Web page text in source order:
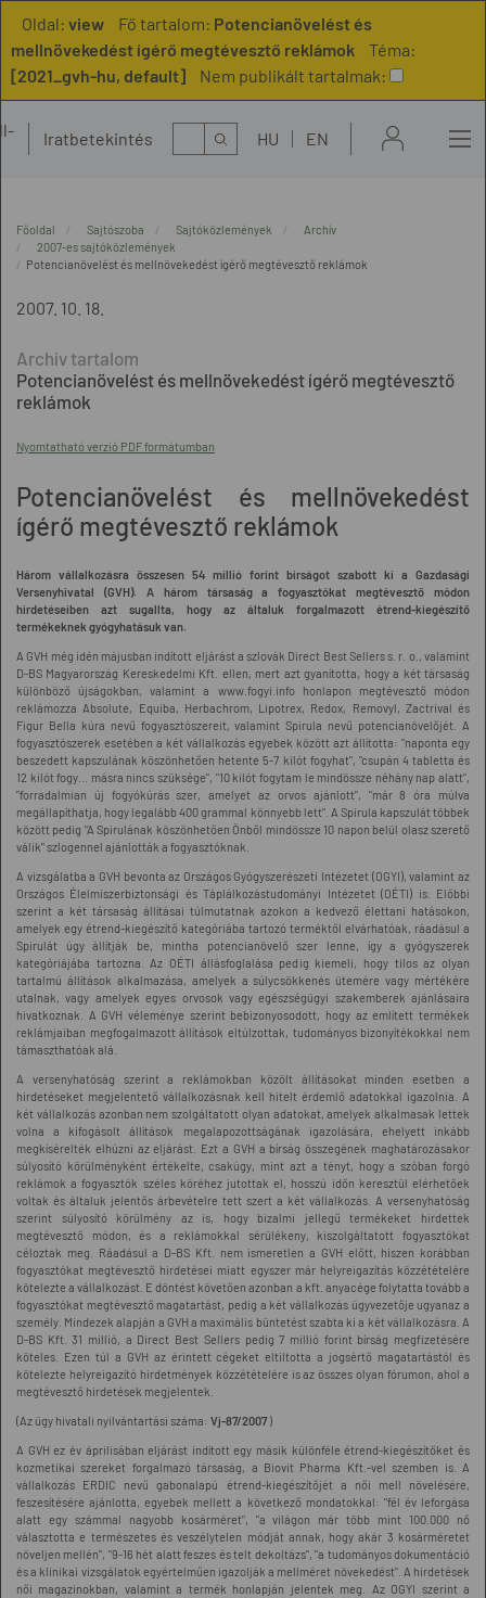
Oldal: view Fő tartalom: Potencianövelést és
mellnövekedést ígérő megtévesztő reklámok
Téma:
[2021_gvh-hu, default]
Nem publikált tartalmak:
Iratbetekintés Kereső HU EN
Főoldal Sajtószoba Sajtóközlemények
Archív
2007-es sajtóközlemények
Potencianövelést és mellnövekedést ígérő megtévesztő reklámok
2007. 10. 18.
Potencianövelést és mellnövekedést ígérő megtévesztő
reklámok
Nyomtatható verzió PDF formátumban
Potencianövelést és mellnövekedést
ígérő megtévesztő reklámok
Három vállalkozásra összesen 54 millió forint bírságot szabott ki a Gazdasági
Versenyhivatal (GVH). A három társaság a fogyasztókat megtévesztő módon
hirdetéseiben azt sugallta, hogy az általuk forgalmazott étrend-kiegészítő
termékeknek gyógyhatásuk van.
A GVH még idén májusban indított eljárást a szlovák Direct Best Sellers s. r. o., valamint
D-BS Magyarország Kereskedelmi Kft. ellen, mert azt gyanította, hogy a két társaság
különböző újságokban, valamint a www.fogyi.info honlapon megtévesztő módon
reklámozza Absolute, Equiba, Herbachrom, Lipotrex, Redox, Removyl, Zactrival és
Figur Bella kúra nevű fogyasztószereit, valamint Spirula nevű potencianövelőjét. A
fogyasztószerek esetében a két vállalkozás egyebek között azt állította: "naponta egy
beszedett kapszulának köszönhetően hetente 5-7 kilót fogyhat", "csupán 4 tabletta és
12 kilót fogy... másra nincs szüksége", "10 kilót fogytam le mindössze néhány nap alatt",
"forradalmian új fogyókúrás szer, amelyet az orvos ajánlott", "már 8 óra múlva
megállapíthatja, hogy legalább 400 grammal könnyebb lett". A Spirula kapszulát többek
között pedig "A Spirulának köszönhetően Önből mindössze 10 napon belül olasz szerető
válik" szlogennel ajánlották a fogyasztóknak.
A vizsgálatba a GVH bevonta az Országos Gyógyszerészeti Intézetet (OGYI), valamint az
Országos Élelmiszerbiztonsági és Táplálkozástudományi Intézetet (OÉTI) is. Előbbi
szerint a két társaság állításai túlmutatnak azokon a kedvező élettani hatásokon,
amelyek egy étrend-kiegészítő kategóriába tartozó terméktől elvárhatóak, ráadásul a
Spirulát úgy állítják be, mintha potencianövelő szer lenne, így a gyógyszerek
kategóriájába tartozna. Az OÉTI állásfoglalása pedig kiemeli, hogy tilos az olyan
tartalmú állítások alkalmazása, amelyek a súlycsökkenés ütemére vagy mértékére
utalnak, vagy amelyek egyes orvosok vagy egészségügyi szakemberek ajánlásaira
hivatkoznak. A GVH véleménye szerint bebizonyosodott, hogy az említett termékek
reklámjaiban megfogalmazott állítások eltúlzottak, tudományos bizonyítékokkal nem
támaszthatóak alá.
A versenyhatóság szerint a reklámokban közölt állításokat minden esetben a
hirdetéseket megjelentető vállalkozásnak kell hitelt érdemlő adatokkal igazolnia. A
két vállalkozás azonban nem szolgáltatott olyan adatokat, amelyek alkalmasak lettek
volna a kifogásolt állítások megalapozottságának igazolására, ehelyett inkább
megkísérelték elhúzni az eljárást. Ezt a GVH a bírság összegének maghatározásakor
súlyosító körülményként értékelte, csakúgy, mint azt a tényt, hogy a szóban forgó
reklámok a fogyasztók széles köréhez jutottak el, hosszú időn keresztül elérhetőek
voltak és általuk jelentős árbevételre tett szert a két vállalkozás. A versenyhatóság
szerint súlyosító körülmény az is, hogy bizalmi jellegű termékeket hirdettek
megtévesztő módon, és a reklámokkal sérülékeny, kiszolgáltatott fogyasztókat
céloztak meg. Ráadásul a D-BS Kft. nem ismeretlen a GVH előtt, hiszen korábban
fogyasztókat megtévesztő hirdetései miatt egyszer már helyreigazítás közzétételére
kötelezte a vállalkozást. E döntést követően azonban a kft. anyacége folytatta tovább a
fogyasztókat megtévesztő magatartást, pedig a két vállalkozás ügyvezetője ugyanaz a
személy. Mindezek alapján a GVH a maximális büntetést szabta ki a két vállalkozásra. A
D-BS Kft. 31 millió, a Direct Best Sellers pedig 7 millió forint bírság megfizetésére
köteles. Ezen túl a GVH az érintett cégeket eltiltotta a jogsértő magatartástól és
kötelezte helyreigazító hirdetmények közzétételére is az összes olyan fórumon, ahol a
megtévesztő hirdetések megjelentek.
(Az ügy hivatali nyilvántartási száma: Vj-87/2007 )
A GVH ez év áprilisában eljárást indított egy másik különféle étrend-kiegészítőket és
kozmetikai szereket forgalmazó társaság, a Biovit Pharma Kft.-vel szemben is. A
vállalkozás ERDIC nevű gabonalapú étrend-kiegészítőjét a női mell növelésére,
feszesítésére ajánlotta, egyebek mellett a következő mondatokkal: "fél év leforgása
alatt egy számmal nagyobb kosárméret", "a világon már több mint 100.000 nő
választotta e természetes és veszélytelen módját annak, hogy akár 3 kosárméretet
növeljen mellén", "9-16 hét alatt feszes és telt dekoltázs", "a tudományos dokumentáció
és a klinikai vizsgálatok egyértelműen igazolják a mellméret növekedést". A hirdetések
női magazinokban, valamint a termék honlapján jelentek meg. Az OGYI szerint a